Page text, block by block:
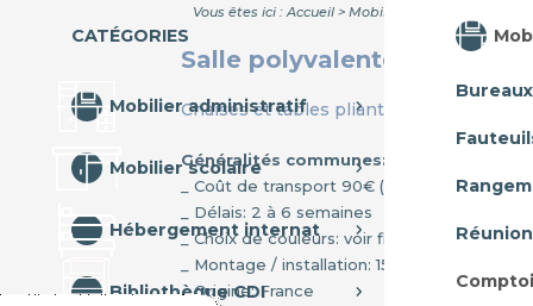
CATÉGORIES
Mobilier administratif
Mobilier scolaire
Hébergement internat
Bibliothèque CDI
Bureaux
Réunion
Vous êtes ici : Accueil > Mobilier collectivité
Salle polyvalente
Chaises et tables pliantes et rabattables
Généralités communes:
_ Coût de transport 90€ (france
_ Délais: 2 à 6 semaines
_ Choix de couleurs: voir fiche technique
_ Montage / installation: 15-20% du
_ Origine: France